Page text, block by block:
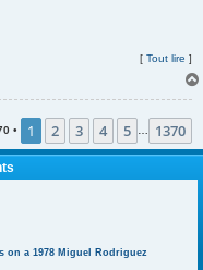
[ Tout lire ]
• 1 2 3 4 5 1370
on a 1978 Miguel Rodriguez